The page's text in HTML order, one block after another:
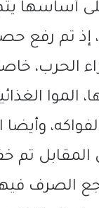
على أساسها
إذ تم رفع
الحرب،
الموا
وأيضا
المقابل
الصرف